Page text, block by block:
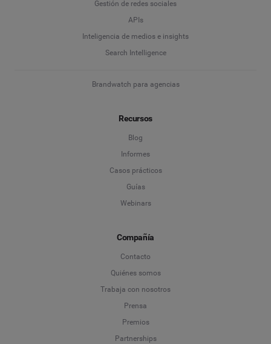
Escucha Social & Insights del consumidor
Marketing con influencers
Gestión de redes sociales
APIs
Inteligencia de medios e insights
Search Intelligence
Brandwatch para agencias
Recursos
Blog
Informes
Casos prácticos
Guías
Webinars
Compañía
Contacto
Quiénes somos
Trabaja con nosotros
Prensa
Premios
Partnerships